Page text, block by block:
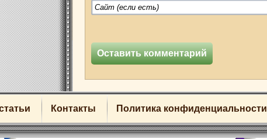
Контакты Политика конфиденциальности